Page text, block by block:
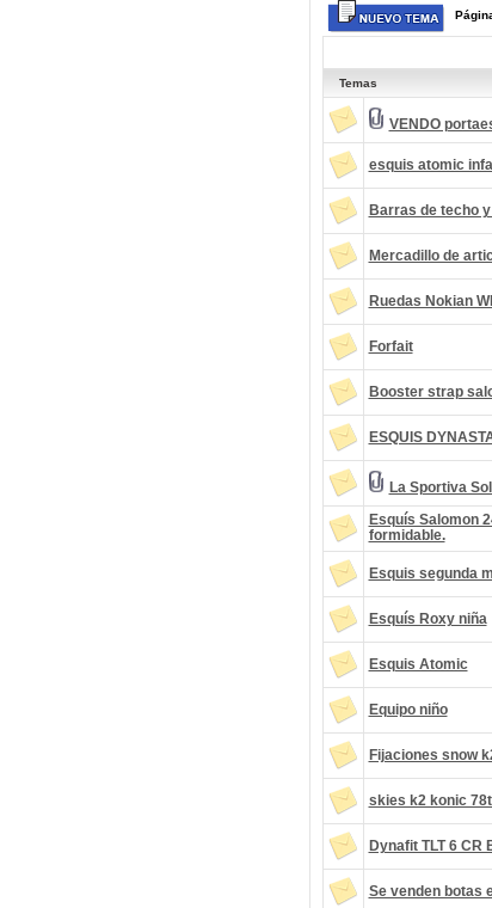
Temas
VENDO
esquis atomic
Barras de techo
Mercadillo de
Ruedas Nokian
Forfait
Booster strap
ESQUIS
La Sportiva
Esquís Salomon
formidable.
Esquis segunda
Esquís Roxy niña
Esquis Atomic
Equipo niño
Fijaciones snow
skies k2 konic
Dynafit TLT 6 CR
Se venden botas